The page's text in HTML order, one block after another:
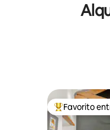
Favorito entre
Favorito